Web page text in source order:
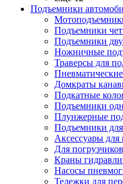
Подъемники
Подъемники
Подъемники
Ножничные
Траверсы для
Домкраты
Подкатные
Подъемники
Плунжерные
Подъемники
Аксессуары для
Для
Краны
Насосы
Тележки для